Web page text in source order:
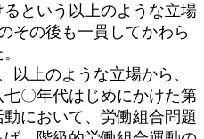
という以上のような立場
その後も一貫してかわら
上のような立場から、
〇年代はじめにかけた第
において、労働組合問題